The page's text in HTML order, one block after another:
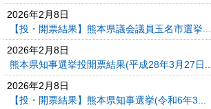
2026年2月8日
【投・開票結果】熊本県議会議員玉名市選挙...
2026年2月8日
熊本県知事選挙投開票結果(平成28年3月27日...
2026年2月8日
【投・開票結果】熊本県知事選挙(令和6年3...